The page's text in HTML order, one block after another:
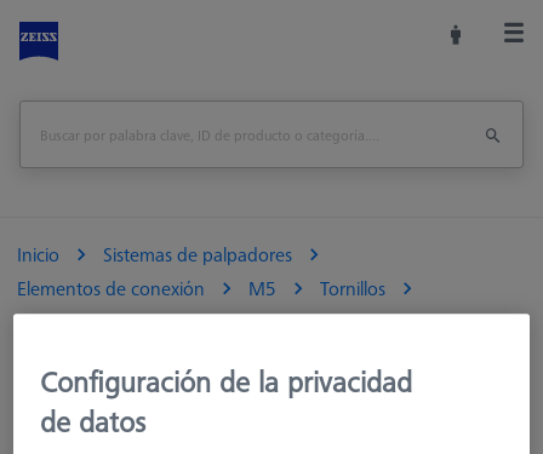
Inicio
Sistemas de palpadores
Elementos de conexión
M5 Tornillos
Configuración de la privacidad
de datos